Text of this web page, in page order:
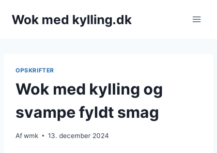
Wok med kylling.dk
OPSKRIFTER
Wok med kylling og
svampe fyldt smag
Afwmk 13. december 2024